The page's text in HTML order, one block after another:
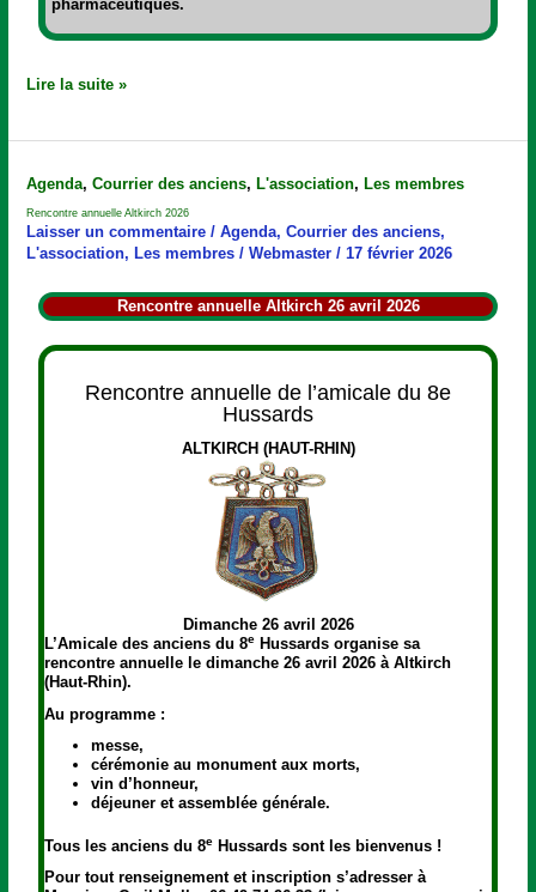
pharmaceutiques.
Lire la suite »
Agenda,Courrier des anciens, L'association, Les membres
Rencontre annuelle Altkirch 2026
Laisser un commentaire /Agenda,Courrier des anciens,
L'association, Les membres /Webmaster/17 février 2026
Rencontre annuelle Altkirch 26 avril 2026
Rencontre annuelle de l’amicale du 8e
Hussards
ALTKIRCH (HAUT-RHIN)
Dimanche 26 avril 2026
L’Amicale des anciens du 8e Hussards organise sa
rencontre annuelle le dimanche 26 avril 2026 à Altkirch
(Haut-Rhin).
Au programme :
messe,
cérémonie au monument aux morts,
vin d’honneur,
déjeuner et assemblée générale.
Tous les anciens du 8e Hussards sont les bienvenus !
Pour tout renseignement et inscription s’adresser à
Rencontre
Altkirch
2026